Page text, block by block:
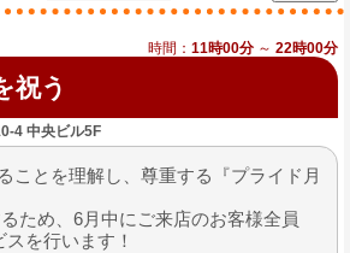
時間： 11時00分 ～ 22時00分
祝う
4 中央ビル5F
ことを理解し、尊重する『プライド月
ため、6月中にご来店のお客様全員
を行います！